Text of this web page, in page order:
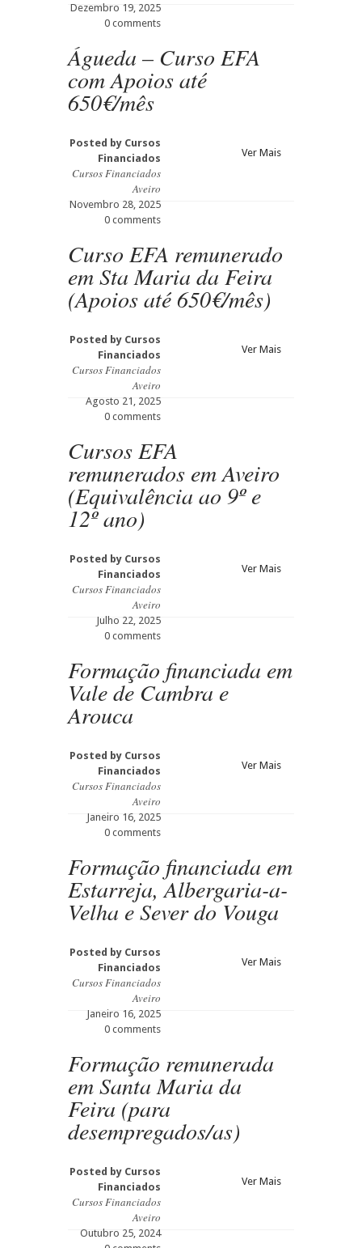
Dezembro 19, 2025
0 comments
Águeda – Curso EFA
com Apoios até
650€/mês
Posted by Cursos
Financiados
Cursos Financiados
Aveiro
Novembro 28, 2025
0 comments
Ver Mais
Curso EFA remunerado
em Sta Maria da Feira
(Apoios até 650€/mês)
Posted by Cursos
Financiados
Cursos Financiados
Aveiro
Agosto 21, 2025
0 comments
Ver Mais
Cursos EFA
remunerados em Aveiro
(Equivalência ao 9º e
12º ano)
Posted by Cursos
Financiados
Cursos Financiados
Aveiro
Julho 22, 2025
0 comments
Ver Mais
Formação financiada em
Vale de Cambra e
Arouca
Posted by Cursos
Financiados
Cursos Financiados
Aveiro
Janeiro 16, 2025
0 comments
Ver Mais
Formação financiada em
Estarreja, Albergaria-a-
Velha e Sever do Vouga
Posted by Cursos
Financiados
Cursos Financiados
Aveiro
Janeiro 16, 2025
0 comments
Ver Mais
Formação remunerada
em Santa Maria da
Feira (para
desempregados/as)
Posted by Cursos
Financiados
Cursos Financiados
Aveiro
Outubro 25, 2024
Ver Mais